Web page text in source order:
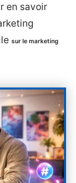
en savoir
sur le marketing